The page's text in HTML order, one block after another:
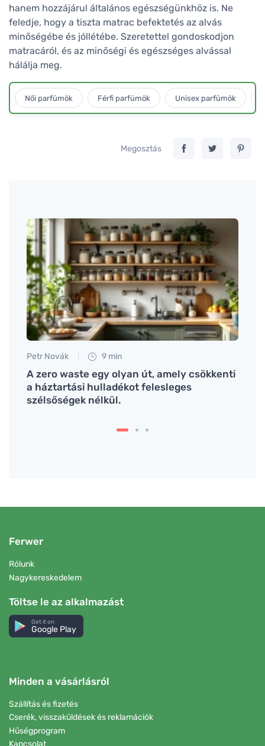
hanem hozzájárul általános egészségünkhöz is. Ne
feledje, hogy a tiszta matrac befektetés az alvás
minőségébe és jóllétébe. Szeretettel gondoskodjon
matracáról, és az minőségi és egészséges alvással
hálálja meg.
Női parfümök Férfi parfümök Unisex parfümök
Megosztás
Petr Novák 9 min
A zero waste egy olyan út, amely csökkenti
a háztartási hulladékot felesleges
szélsőségek nélkül.
Ferwer
Rólunk
Nagykereskedelem
Töltse le az alkalmazást
Get it on
Google Play
Minden a vásárlásról
Szállítás és fizetés
Cserék, visszaküldések és reklamációk
Hűségprogram